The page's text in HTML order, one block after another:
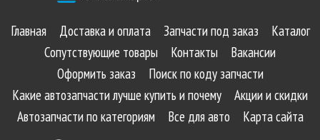
Главная Доставка и оплата Запчасти под заказ
Каталог
Сопутствующие товары
Контакты
Вакансии
Оформить заказ
Поиск по коду запчасти
Какие автозапчасти лучше купить и почему
Акции и скидки
Автозапчасти по категориям
Все для авто Карта сайта